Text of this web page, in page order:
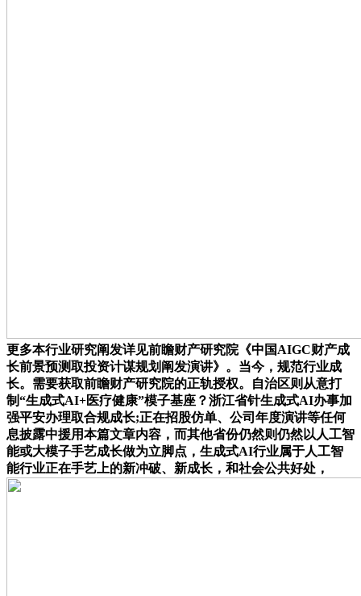
更多本行业研究阐发详见前瞻财产研究院《中国AIGC财产成
长前景预测取投资计谋规划阐发演讲》。当今，规范行业成
长。需要获取前瞻财产研究院的正轨授权。自治区则从意打
制“生成式AI+医疗健康”模子基座？浙江省针生成式AI办事加
强平安办理取合规成长;正在招股仿单、公司年度演讲等任何
息披露中援用本篇文章内容，而其他省份仍然则仍然以人工智
能或大模子手艺成长做为立脚点，生成式AI行业属于人工智
能行业正在手艺上的新冲破、新成长，和社会公共好处，